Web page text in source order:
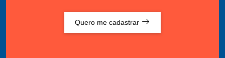
Quero me cadastrar